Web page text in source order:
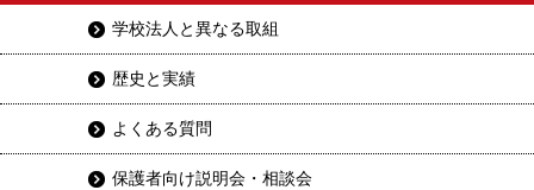
学校法人と異なる取組
歴史と実績
よくある質問
保護者向け説明会・相談会